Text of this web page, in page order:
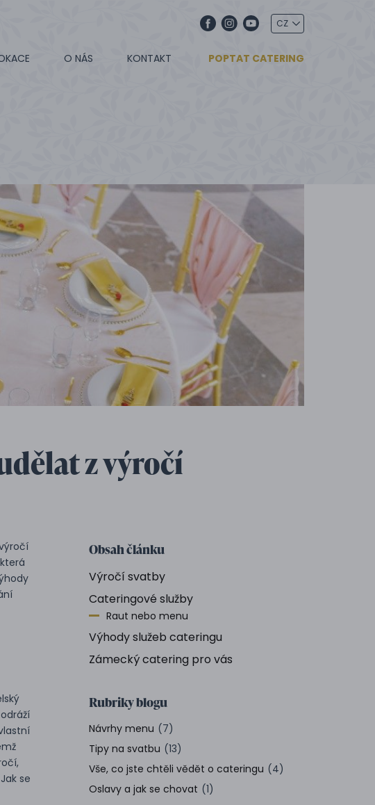
POPTAT CATERING
O NÁS KONTAKT
z výročí
se
Obsah článku
Výročí svatby
Cateringové služby
Raut nebo menu
Výhody služeb cateringu
Zámecký catering pro vás
Rubriky blogu
Návrhy menu (7)
Tipy na svatbu (13)
Vše, co jste chtěli vědět o cateringu (4)
Oslavy a jak se chovat (1)